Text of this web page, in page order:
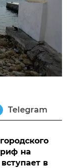
Telegram
на
в